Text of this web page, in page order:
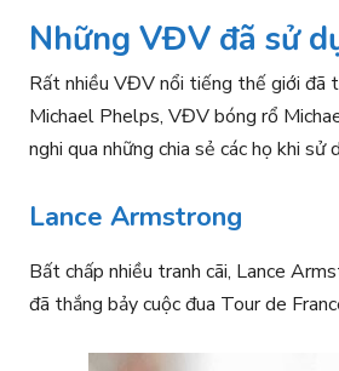
Những VĐV đã sử
Rất nhiều VĐV nổi tiếng thế giới đã
Michael Phelps, VĐV bóng rổ
nghi qua những chia sẻ các họ khi sử
Lance Armstrong
Bất chấp nhiều tranh cãi, Lance
đã thắng bảy cuộc đua Tour de